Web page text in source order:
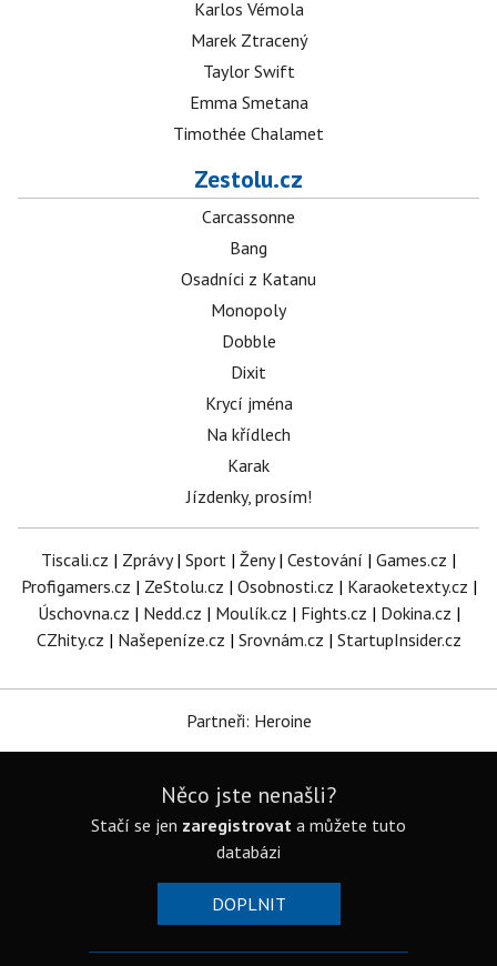
Karlos Vémola
Marek Ztracený
Taylor Swift
Emma Smetana
Timothée Chalamet
Zestolu.cz
Carcassonne
Bang
Osadníci z Katanu
Monopoly
Dobble
Dixit
Krycí jména
Na křídlech
Karak
Jízdenky, prosím!
Tiscali.cz | Zprávy| Sport | Ženy| Cestování | Games.cz |
Profigamers.cz | ZeStolu.cz | Osobnosti.cz | Karaoketexty.cz |
Úschovna.cz | Nedd.cz | Moulík.cz | Fights.cz | Dokina.cz |
CZhity.cz | Našepeníze.cz | Srovnám.cz | StartupInsider.cz
Partneři: Heroine
Něco jste nenašli?
Stačí se jen zaregistrovat a můžete tuto
databázi
DOPLNIT